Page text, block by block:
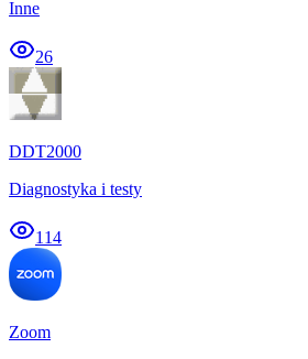
Inne
26
DDT2000
Diagnostyka i testy
114
Zoom